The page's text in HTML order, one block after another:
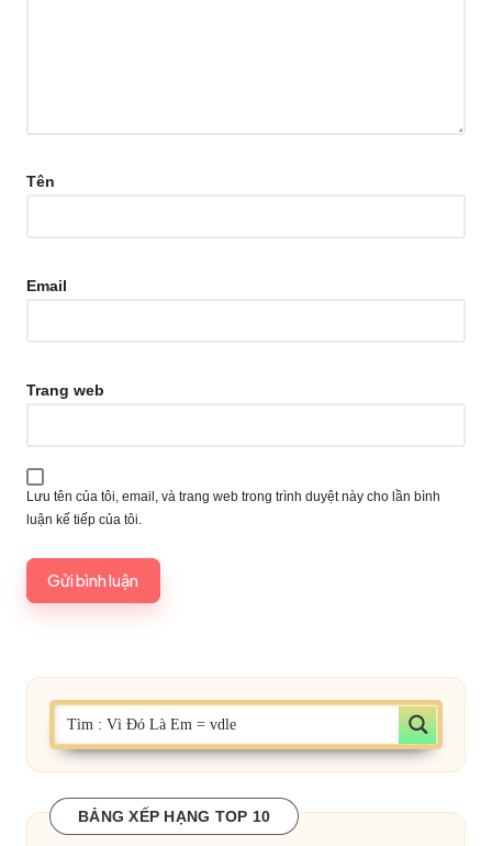
Tên
Email
Trang web
Lưu tên của tôi, email, và trang web trong trình duyệt này cho lần bình
luận kế tiếp của tôi.
BẢNG XẾP HẠNG TOP 10